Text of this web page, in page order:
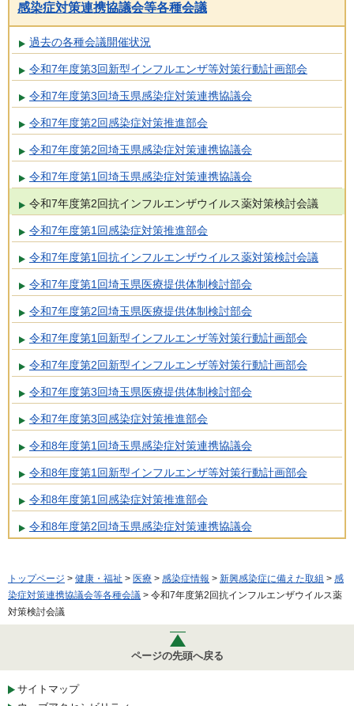
感染症対策連携協議会等各種会議
過去の各種会議開催状況
令和7年度第3回新型インフルエンザ等対策行動計画部会
令和7年度第3回埼玉県感染症対策連携協議会
令和7年度第2回感染症対策推進部会
令和7年度第2回埼玉県感染症対策連携協議会
令和7年度第1回埼玉県感染症対策連携協議会
令和7年度第2回抗インフルエンザウイルス薬対策検討会議
令和7年度第1回感染症対策推進部会
令和7年度第1回抗インフルエンザウイルス薬対策検討会議
令和7年度第1回埼玉県医療提供体制検討部会
令和7年度第2回埼玉県医療提供体制検討部会
令和7年度第1回新型インフルエンザ等対策行動計画部会
令和7年度第2回新型インフルエンザ等対策行動計画部会
令和7年度第3回埼玉県医療提供体制検討部会
令和7年度第3回感染症対策推進部会
令和8年度第1回埼玉県感染症対策連携協議会
令和8年度第1回新型インフルエンザ等対策行動計画部会
令和8年度第1回感染症対策推進部会
令和8年度第2回埼玉県感染症対策連携協議会
トップページ > 健康・福祉 > 医療 > 感染症情報 > 新興感染症に備えた取組 > 感
染症対策連携協議会等各種会議 > 令和7年度第2回抗インフルエンザウイルス薬
対策検討会議
ページの先頭へ戻る
サイトマップ